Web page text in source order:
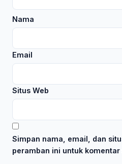
Nama
Email
Situs Web
Simpan nama, email, dan
peramban ini untuk